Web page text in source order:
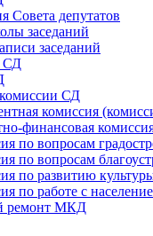
Совета депутатов
заседаний
заседаний
СД
СД
комиссия
финансовая
по вопросам
по вопросам
по развитию
по работе с
ремонт МКД